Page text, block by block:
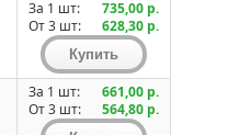
За 1 шт:
735,00 р.
От 3 шт:
628,30 р.
За 1 шт:
661,00 р.
От 3 шт:
564,80 р.